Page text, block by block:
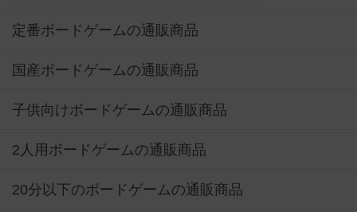
定番ボードゲームの通販商品
国産ボードゲームの通販商品
子供向けボードゲームの通販商品
2人用ボードゲームの通販商品
20分以下のボードゲームの通販商品